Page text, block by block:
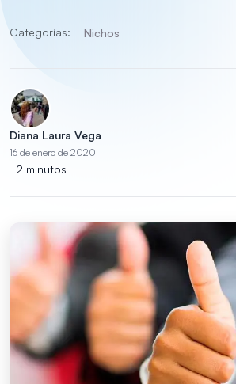
Categorías: Nichos
Diana Laura Vega
16 de enero de 2020
2 minutos